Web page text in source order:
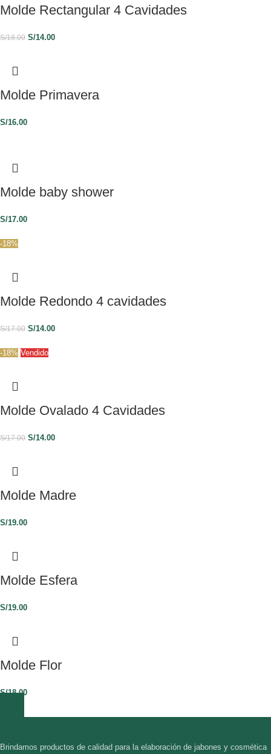
Molde Rectangular 4 Cavidades
S/18.00 S/14.00
Molde Primavera
S/16.00
Molde baby shower
S/17.00
-18%
Molde Redondo 4 cavidades
S/17.00 S/14.00
-18% Vendido
Molde Ovalado 4 Cavidades
S/17.00 S/14.00
Molde Madre
S/19.00
Molde Esfera
S/19.00
Molde Flor
S/18.00
Brindamos productos de calidad para la elaboración de jabones y cosmética